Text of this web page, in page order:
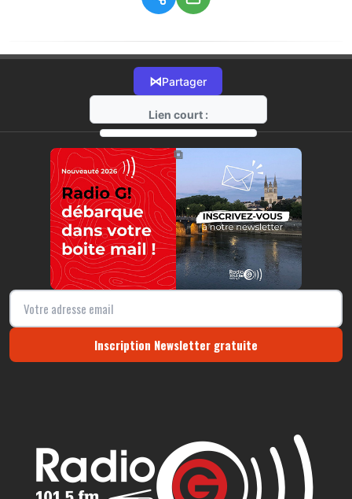
⋈Partager
Lien court :
https://radio-g.fr?5819
⧉
Inscription Newsletter gratuite